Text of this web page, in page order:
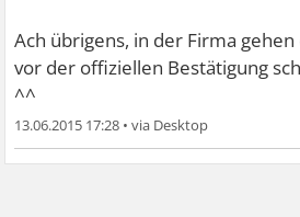
Ach übrigens, in der Firma
vor der offiziellen Bestätigung
^^
13.06.2015 17:28 •